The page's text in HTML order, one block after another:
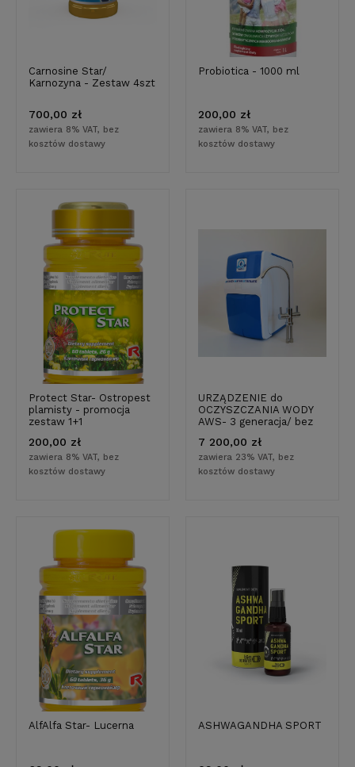
Carnosine Star/
Karnozyna - Zestaw 4szt
700,00 zł
zawiera 8% VAT, bez
kosztów dostawy
Probiotica - 1000 ml
200,00 zł
zawiera 8% VAT, bez
kosztów dostawy
Protect Star- Ostropest
plamisty - promocja
zestaw 1+1
200,00 zł
zawiera 8% VAT, bez
kosztów dostawy
URZĄDZENIE do
OCZYSZCZANIA WODY
AWS- 3 generacja/ bez
/Z BATERIĄ/ Filtr do
wody
7 200,00 zł
zawiera 23% VAT, bez
kosztów dostawy
AlfAlfa Star- Lucerna ASHWAGANDHA SPORT